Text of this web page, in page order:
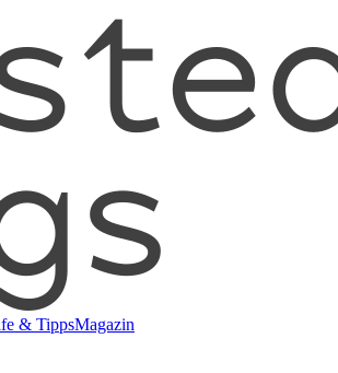
& TippsMagazin